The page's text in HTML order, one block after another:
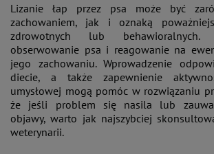
Lizanie łap przez psa może być
zachowaniem, jak i oznaką
zdrowotnych lub
obserwowanie psa i reagowanie na
jego zachowaniu. Wprowadzenie
diecie, a także zapewnienie
umysłowej mogą pomóc w rozwiązaniu
że jeśli problem się nasila lub
objawy, warto jak najszybciej
weterynarii.